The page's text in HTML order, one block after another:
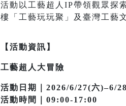
活動以工藝超人IP帶領觀眾探
樓「工藝玩玩聚」及臺灣工藝
【活動資訊】
工藝超人大冒險
活動日期｜2026/6/27(六)–6/
活動時間｜09:00-17:00